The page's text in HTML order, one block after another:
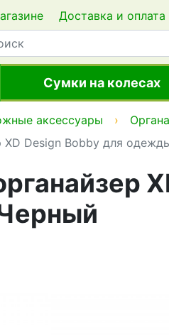
Доставка и оплата
Сумки на колесах
аксессуары
Design Bobby для